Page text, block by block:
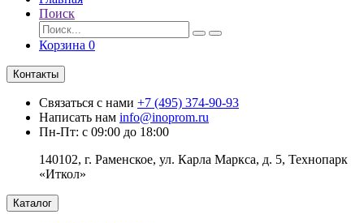
Поиск
Корзина 0
Контакты
Связаться с нами +7 (495) 374-90-93
Написать нам info@inoprom.ru
Пн-Пт: с 09:00 до 18:00
140102, г. Раменское, ул. Карла Маркса, д. 5, Технопарк
«Иткол»
Каталог